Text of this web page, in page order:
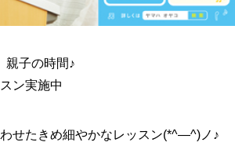
親子の時間♪
ン実施中
せたきめ細やかなレッスン(*^―^)ノ♪